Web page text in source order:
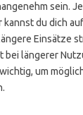
sein.
kannst du dich
Einsätze
bei längerer
um